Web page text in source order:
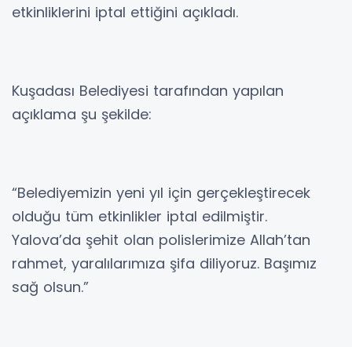
etkinliklerini iptal ettiğini açıkladı.
Kuşadası Belediyesi tarafından yapılan
açıklama şu şekilde:
“Belediyemizin yeni yıl için gerçekleştirecek
olduğu tüm etkinlikler iptal edilmiştir.
Yalova’da şehit olan polislerimize Allah’tan
rahmet, yaralılarımıza şifa diliyoruz. Başımız
sağ olsun.”